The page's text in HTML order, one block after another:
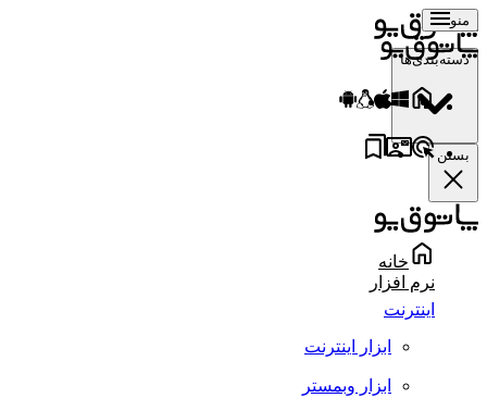
منو
دسته‌بندی‌ها
بستن
خانه
نرم افزار
اینترنت
ابزار اینترنت
ابزار وبمستر